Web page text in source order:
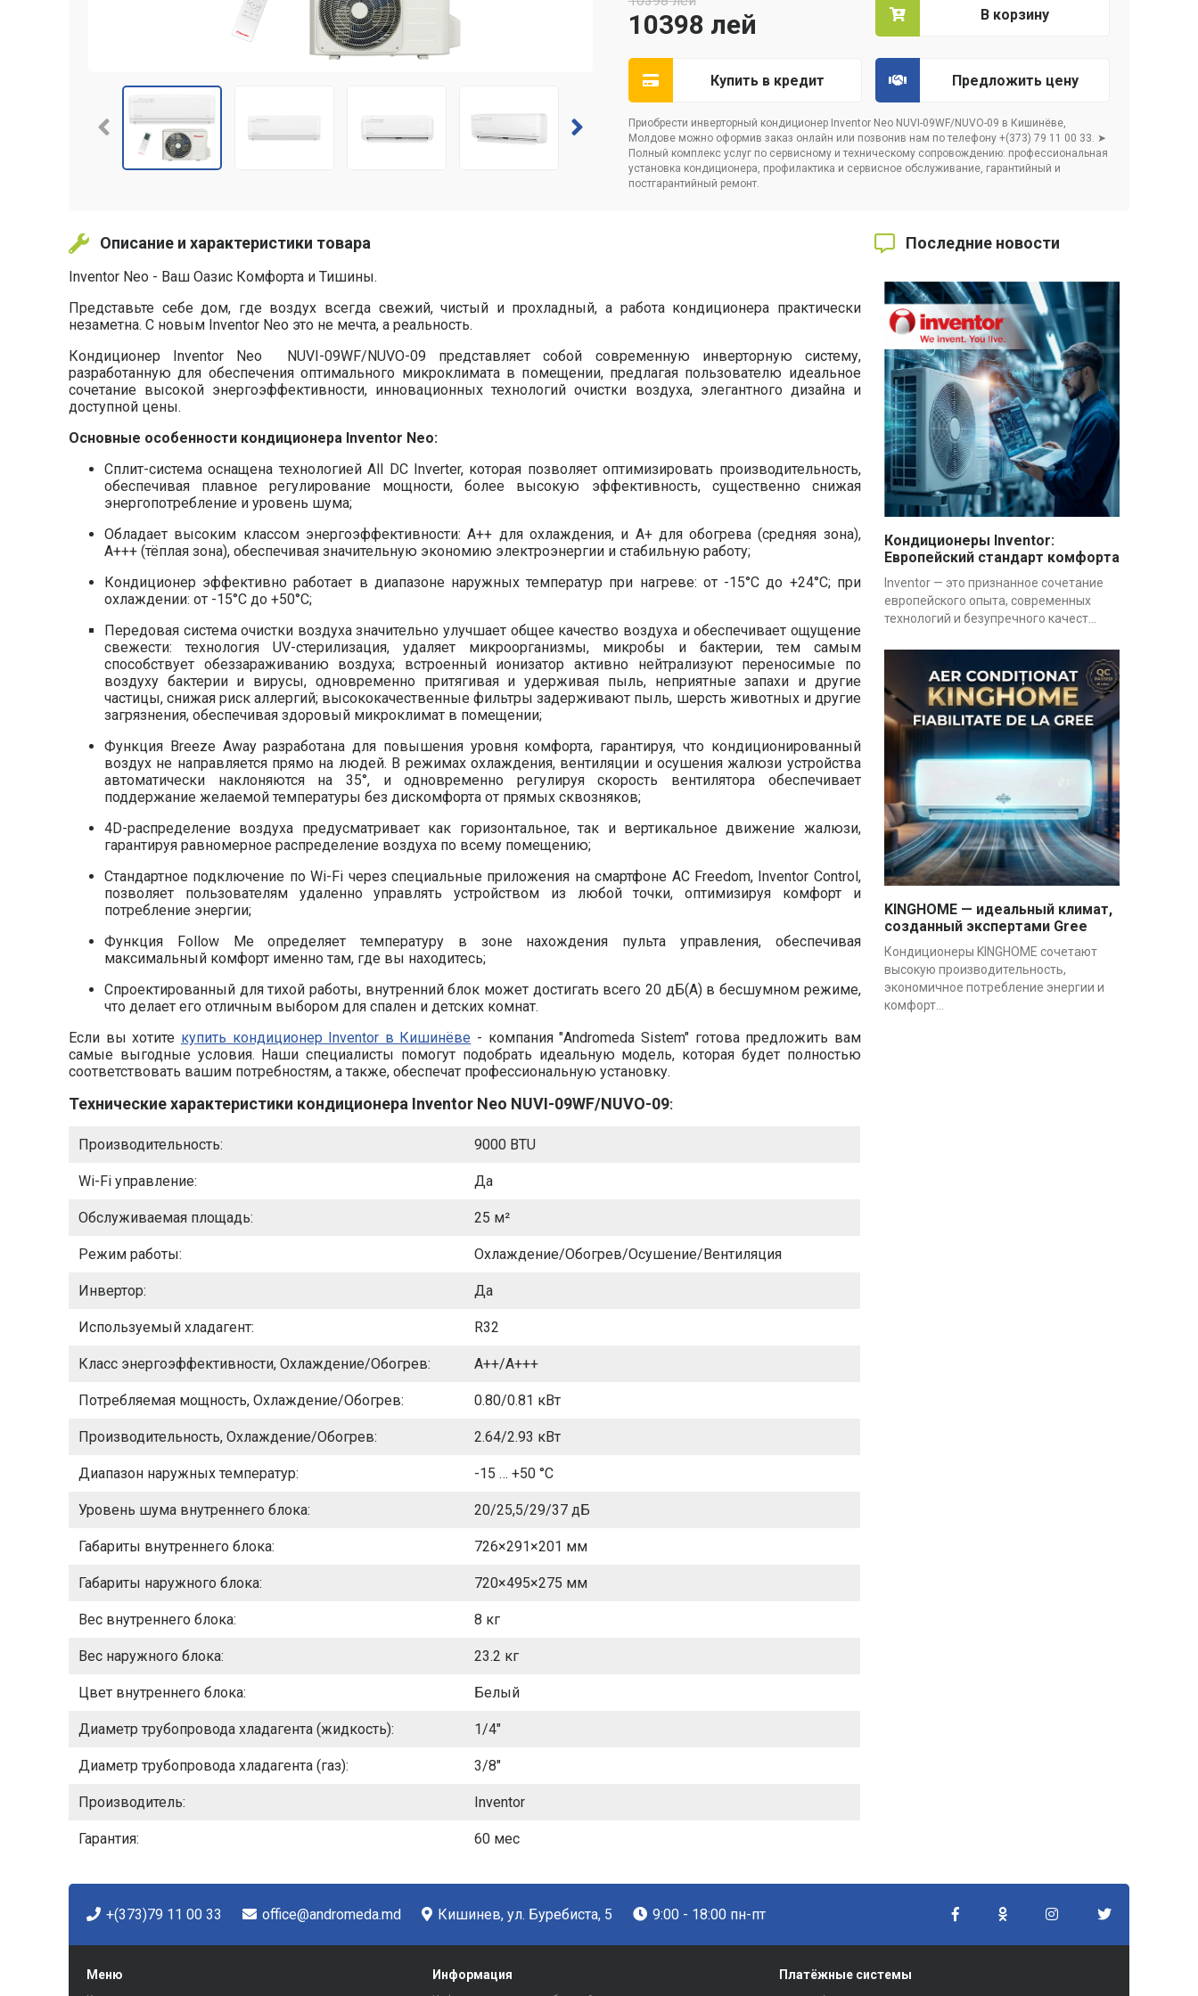
10398 лей В корзину
Купить в кредит Предложить цену
Приобрести инверторный кондиционер Inventor Neo NUVI-09WF/NUVO-09 в Кишинёве,
Молдове можно оформив заказ онлайн или позвонив нам по телефону +(373) 79 11 00 33. ➤
Полный комплекс услуг по сервисному и техническому сопровождению: профессиональная
установка кондиционера, профилактика и сервисное обслуживание, гарантийный и
постгарантийный ремонт.
Описание и характеристики товара
Inventor Neo - Ваш Оазис Комфорта и Тишины.
Представьте себе дом, где воздух всегда свежий, чистый и прохладный, а работа кондиционера практически
незаметна. С новым Inventor Neo это не мечта, а реальность.
Кондиционер Inventor Neo NUVI-09WF/NUVO-09 представляет собой современную инверторную систему,
разработанную для обеспечения оптимального микроклимата в помещении, предлагая пользователю идеальное
сочетание высокой энергоэффективности, инновационных технологий очистки воздуха, элегантного дизайна и
доступной цены.
Основные особенности кондиционера Inventor Neo:
Сплит-система оснащена технологией All DC Inverter, которая позволяет оптимизировать производительность,
обеспечивая плавное регулирование мощности, более высокую эффективность, существенно снижая
энергопотребление и уровень шума;
Обладает высоким классом энергоэффективности: A++ для охлаждения, и A+ для обогрева (средняя зона),
A+++ (тёплая зона), обеспечивая значительную экономию электроэнергии и стабильную работу;
Кондиционер эффективно работает в диапазоне наружных температур при нагреве: от -15°C до +24°C; при
охлаждении: от -15°C до +50°C;
Передовая система очистки воздуха значительно улучшает общее качество воздуха и обеспечивает ощущение
свежести: технология UV-стерилизация, удаляет микроорганизмы, микробы и бактерии, тем самым
способствует обеззараживанию воздуха; встроенный ионизатор активно нейтрализуют переносимые по
воздуху бактерии и вирусы, одновременно притягивая и удерживая пыль, неприятные запахи и другие
частицы, снижая риск аллергий; высококачественные фильтры задерживают пыль, шерсть животных и другие
загрязнения, обеспечивая здоровый микроклимат в помещении;
Функция Breeze Away разработана для повышения уровня комфорта, гарантируя, что кондиционированный
воздух не направляется прямо на людей. В режимах охлаждения, вентиляции и осушения жалюзи устройства
автоматически наклоняются на 35°, и одновременно регулируя скорость вентилятора обеспечивает
поддержание желаемой температуры без дискомфорта от прямых сквозняков;
4D-распределение воздуха предусматривает как горизонтальное, так и вертикальное движение жалюзи,
гарантируя равномерное распределение воздуха по всему помещению;
Стандартное подключение по Wi-Fi через специальные приложения на смартфоне AC Freedom, Inventor Control,
позволяет пользователям удаленно управлять устройством из любой точки, оптимизируя комфорт и
потребление энергии;
Функция Follow Me определяет температуру в зоне нахождения пульта управления, обеспечивая
максимальный комфорт именно там, где вы находитесь;
Cпроектированный для тихой работы, внутренний блок может достигать всего 20 дБ(А) в бесшумном режиме,
что делает его отличным выбором для спален и детских комнат.
Если вы хотите купить кондиционер Inventor в Кишинёве - компания "Andromeda Sistem" готова предложить вам
самые выгодные условия. Наши специалисты помогут подобрать идеальную модель, которая будет полностью
соответствовать вашим потребностям, а также, обеспечат профессиональную установку.
Технические характеристики кондиционера Inventor Neo NUVI-09WF/NUVO-09:
Производительность: 9000 BTU
Wi-Fi управление: Да
Обслуживаемая площадь: 25 м²
Режим работы: Охлаждение/Обогрев/Осушение/Вентиляция
Инвертор: Да
Используемый хладагент: R32
Класс энергоэффективности, Охлаждение/Обогрев: A++/A+++
Потребляемая мощность, Охлаждение/Обогрев: 0.80/0.81 кВт
Производительность, Охлаждение/Обогрев: 2.64/2.93 кВт
Диапазон наружных температур: -15 … +50 °C
Уровень шума внутреннего блока: 20/25,5/29/37 дБ
Габариты внутреннего блока: 726×291×201 мм
Габариты наружного блока: 720×495×275 мм
Вес внутреннего блока: 8 кг
Вес наружного блока: 23.2 кг
Цвет внутреннего блока: Белый
Диаметр трубопровода хладагента (жидкость): 1/4"
Диаметр трубопровода хладагента (газ): 3/8"
Производитель: Inventor
Гарантия: 60 мес
Последние новости
Кондиционеры Inventor:
Европейский стандарт комфорта
Inventor — это признанное сочетание
европейского опыта, современных
технологий и безупречного качест...
KINGHOME — идеальный климат,
созданный экспертами Gree
Кондиционеры KINGHOME сочетают
высокую производительность,
экономичное потребление энергии и
комфорт...
Телефон или Email
Отправить предложение
+(373)79 11 00 33 office@andromeda.md Кишинев, ул. Буребиста, 5 9:00 - 18:00 пн-пт
Меню Информация Платёжные системы